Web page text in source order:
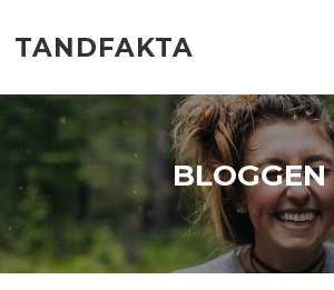
indhold
TANDFAKTA
BLOGGEN